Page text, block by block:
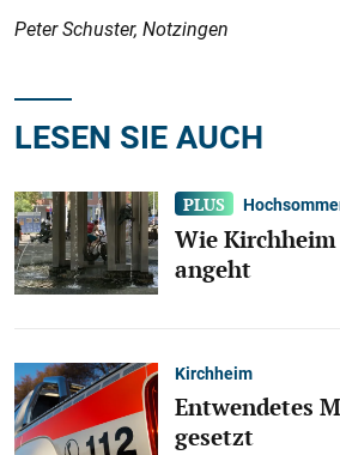
Peter Schuster, Notzingen
LESEN SIE AUCH
Wie
angeht
Kirchheim
Entwendetes
gesetzt